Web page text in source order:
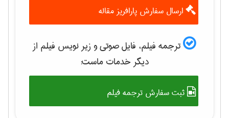
ارسال سفارش پارافریز مقاله
ترجمه فیلم، فایل صوتی و زیر نویس فیلم از
دیگر خدمات ماست:
ثبت سفارش ترجمه فیلم